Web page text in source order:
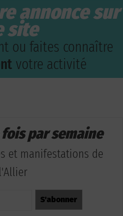
annonce sur
site
ou faites connaître
votre activité
par semaine
et manifestations de
l'Allier